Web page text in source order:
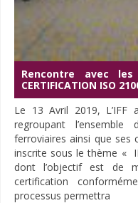
Rencontre avec
CERTIFICATION ISO
Le 13 Avril 2019, L’IFF
regroupant
ferroviaires ainsi que ses
inscrite sous le thème «
dont l’objectif est de
certification
processus permettra